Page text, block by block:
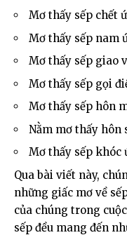
Mơ thấy sếp chết
Mơ thấy sếp nam
Mơ thấy sếp giao
Mơ thấy sếp gọi
Mơ thấy sếp hôn
Nằm mơ thấy hôn
Mơ thấy sếp khóc
Qua bài viết này,
những giấc mơ về
của chúng trong
sếp đều mang đến